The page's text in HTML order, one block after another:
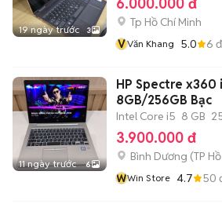
19 ngày trước 3
Tp Hồ Chí Minh
VVăn Khang 5.0 6
11 ngày trước 6
HP Spectre x360
8GB/256GB Bạc
Intel Core i5 8 GB
3.900.000 đ
Bình Dương (TP
WWin Store 4.7 50